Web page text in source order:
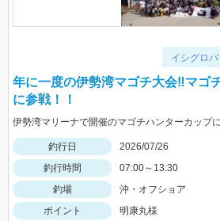
イシグロ
年に一度の伊勢湾マゴチ大会‼マゴ
に参戦！！
釣行日
2026/07/26
釣行時間
07:00～13:30
釣場
沖・オフショア
ポイント
明康丸様